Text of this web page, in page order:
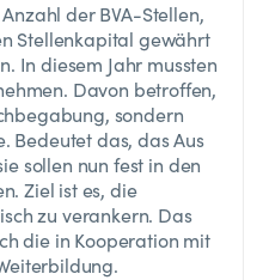
der BVA-Stellen,
Stellenkapital gewährt
In diesem Jahr mussten
Davon betroffen,
sondern
Bedeutet das, das Aus
sollen nun fest in den
Ziel ist es, die
zu verankern. Das
die in Kooperation mit